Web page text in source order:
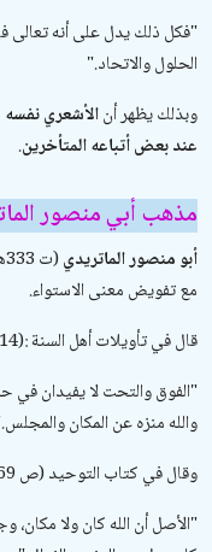
"فكل ذلك يدل على أنه تعالى
الحلول والاتحاد".
وبذلك يظهر أنالأشعري نفسه
عند بعض أتباعه المتأخرين.
مذهب أبي منصور
أبو منصور الماتريدي
مع تفويض معنى الاستواء.
قال فيتأويلات أهل السنة
"الفوق والتحت لا يفيدان في
والله منزه عن المكان والمجلس
وقال فيكتاب التوحيد(ص 69):
"الأصل أن الله كان ولا مكان،